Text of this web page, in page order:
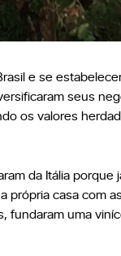
e se
seus
os valores
da Itália
casa com
uma